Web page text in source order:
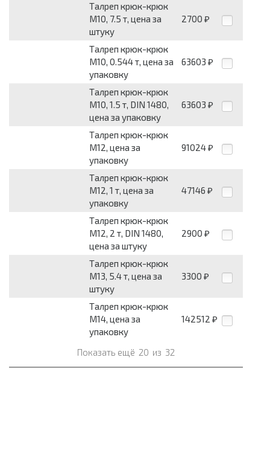
Талреп крюк-крюк
М10, 7.5 т, цена за
штуку
2700 ₽
Талреп крюк-крюк
М10, 0.544 т, цена за
упаковку
63603 ₽
Талреп крюк-крюк
М10, 1.5 т, DIN 1480,
цена за упаковку
63603 ₽
Талреп крюк-крюк
М12, цена за
упаковку
91024 ₽
Талреп крюк-крюк
М12, 1 т, цена за
упаковку
47146 ₽
Талреп крюк-крюк
М12, 2 т, DIN 1480,
цена за штуку
2900 ₽
Талреп крюк-крюк
М13, 5.4 т, цена за
штуку
3300 ₽
Талреп крюк-крюк
М14, цена за
упаковку
142512 ₽
Показать ещё 20 из 32